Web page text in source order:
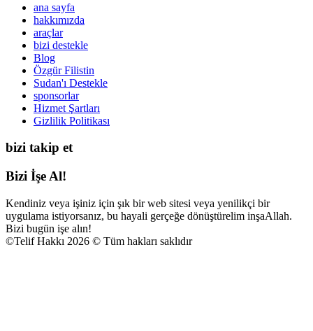
ana sayfa
hakkımızda
araçlar
bizi destekle
Blog
Özgür Filistin
Sudan'ı Destekle
sponsorlar
Hizmet Şartları
Gizlilik Politikası
bizi takip et
Bizi İşe Al!
Kendiniz veya işiniz için şık bir web sitesi veya yenilikçi bir
uygulama istiyorsanız, bu hayali gerçeğe dönüştürelim inşaAllah.
Bizi bugün işe alın!
©Telif Hakkı 2026 © Tüm hakları saklıdır